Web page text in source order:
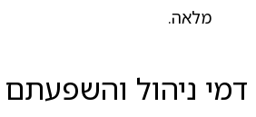
מלאה.
דמי ניהול